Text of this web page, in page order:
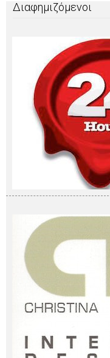
Διαφημιζόμενοι